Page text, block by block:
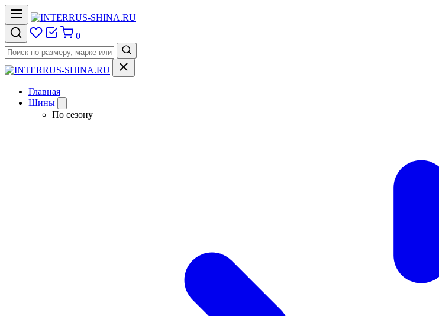
0
Главная
Шины
По сезону